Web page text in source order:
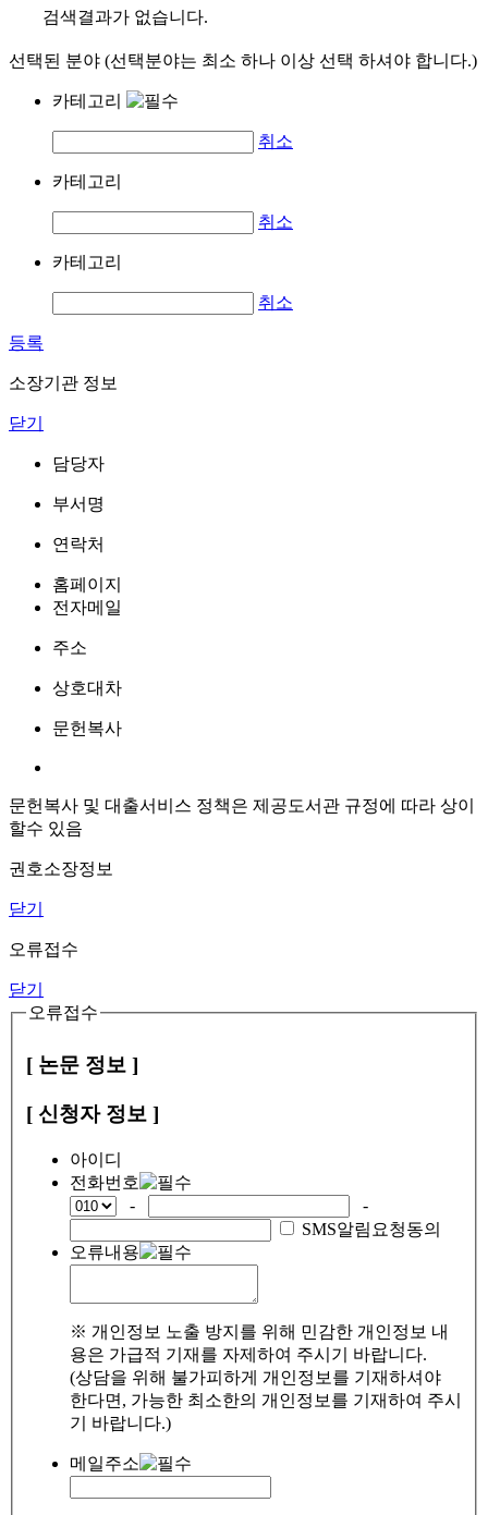
검색결과가 없습니다.
선택된 분야 (선택분야는 최소 하나 이상 선택 하셔야 합니다.)
카테고리
취소
카테고리
취소
카테고리
취소
등록
소장기관 정보
닫기
담당자
부서명
연락처
홈페이지
전자메일
주소
상호대차
문헌복사
문헌복사 및 대출서비스 정책은 제공도서관 규정에 따라 상이
할수 있음
권호소장정보
닫기
오류접수
닫기
오류접수
[ 논문 정보 ]
[ 신청자 정보 ]
아이디
전화번호
-
-
SMS알림요청동의
오류내용
※ 개인정보 노출 방지를 위해 민감한 개인정보 내
용은 가급적 기재를 자제하여 주시기 바랍니다.
(상담을 위해 불가피하게 개인정보를 기재하셔야
한다면, 가능한 최소한의 개인정보를 기재하여 주시
기 바랍니다.)
메일주소